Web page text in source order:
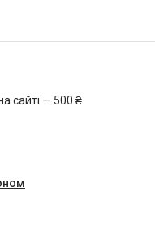
сайті — 500 ₴